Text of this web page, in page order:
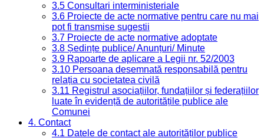
3.5 Consultari interministeriale
3.6 Proiecte de acte normative pentru care nu mai
pot fi transmise sugestii
3.7 Proiecte de acte normative adoptate
3.8 Ședințe publice/ Anunțuri/ Minute
3.9 Rapoarte de aplicare a Legii nr. 52/2003
3.10 Persoana desemnată responsabilă pentru
relația cu societatea civilă
3.11 Registrul asociațiilor, fundațiilor și federațiilor
luate în evidență de autoritățile publice ale
Comunei
4. Contact
4.1 Datele de contact ale autorităților publice